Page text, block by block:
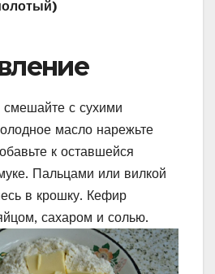
смешайте с сухими
масло нарежьте
к оставшейся
Пальцами или вилкой
в крошку. Кефир
сахаром и солью.